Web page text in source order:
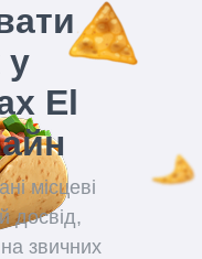
у
El
місцеві
досвід,
звичних